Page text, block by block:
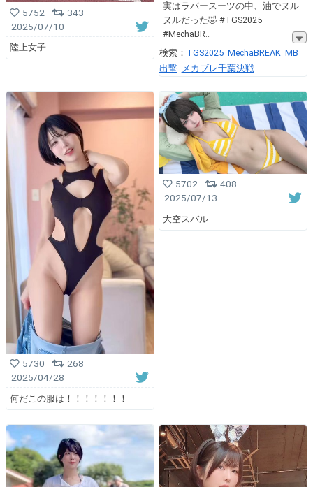
5752
343
2025/07/10
陸上女子
実はラバースーツの中、油でヌル
ヌルだった🤣 #TGS2025
#MechaBR
検索： TGS2025 MechaBREAK MB
出撃
メカブレ千葉決戦
5730
268
2025/04/28
何だこの服は！！！！！！！
5702
408
2025/07/13
大空スバル